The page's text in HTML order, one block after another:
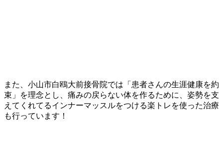
また、小山市白鴎大前接骨院では「患者さんの生涯健康を約
束」を理念とし、痛みの戻らない体を作るために、姿勢を支
えてくれてるインナーマッスルをつける楽トレを使った治療
も行っています！